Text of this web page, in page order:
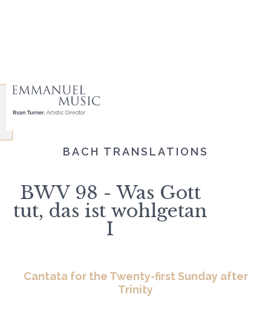
BACH TRANSLATIONS
BWV 98 - Was Gott
tut, das ist wohlgetan
I
Cantata for the Twenty-first Sunday after
Trinity